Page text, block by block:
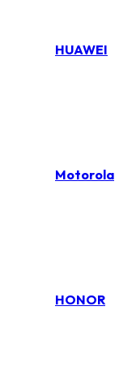
HUAWEI
Motorola
HONOR